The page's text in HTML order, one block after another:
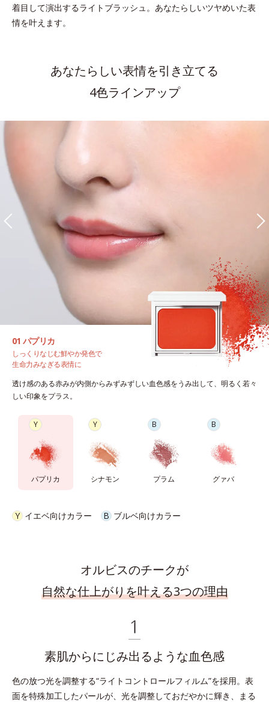
着目して演出するライトブラッシュ。 あなたらしいツヤめいた表
情を叶えます。
あなたらしい表情を引き立てる
4色ラインアップ
01 パプリカ
しっくりなじむ鮮やか発色で
生命力みなぎる表情に
透け感のある赤みが内側からみずみずしい血色感をうみ出して、明るく若々
しい印象をプラス。
Y
パプリカ
Y
シナモン
B
プラム
B
グァバ
Y イエベ向けカラー B ブルベ向けカラー
オルビスのチークが
自然な仕上がりを叶える3つの理由
素肌からにじみ出るような血色感
色の放つ光を調整する“ライトコントロールフィルム”を採用。 表
面を特殊加工したパールが、光を調整しておだやかに輝き、まる